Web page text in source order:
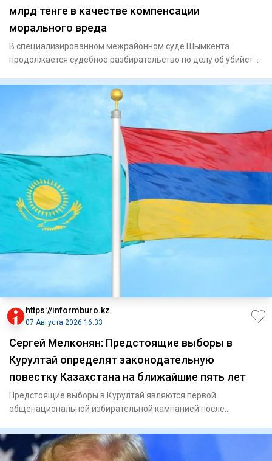
млрд тенге в качестве компенсации
морального вреда
В специализированном межрайонном суде Шымкента
продолжается судебное разбирательство по делу об убийстве
https://informburo.kz
07 Августа 2026 16:33
Сергей Мелконян: Предстоящие выборы в
Курултай определят законодательную
повестку Казахстана на ближайшие пять лет
Предстоящие выборы в Курултай являются первой
общенациональной избирательной кампанией после